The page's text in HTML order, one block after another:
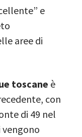
e
aree di
toscane è
con
di 49 nel
vengono